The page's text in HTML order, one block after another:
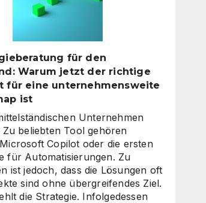
Kundenkommunikation
auf
Level
heben
für den
Warum jetzt der richtige
für eine unternehmensweite
ist
Unternehmen
beliebten Tool gehören
Copilot oder die ersten
für Automatisierungen. Zu
ist jedoch, dass die Lösungen oft
sind ohne übergreifendes Ziel.
die Strategie. Infolgedessen